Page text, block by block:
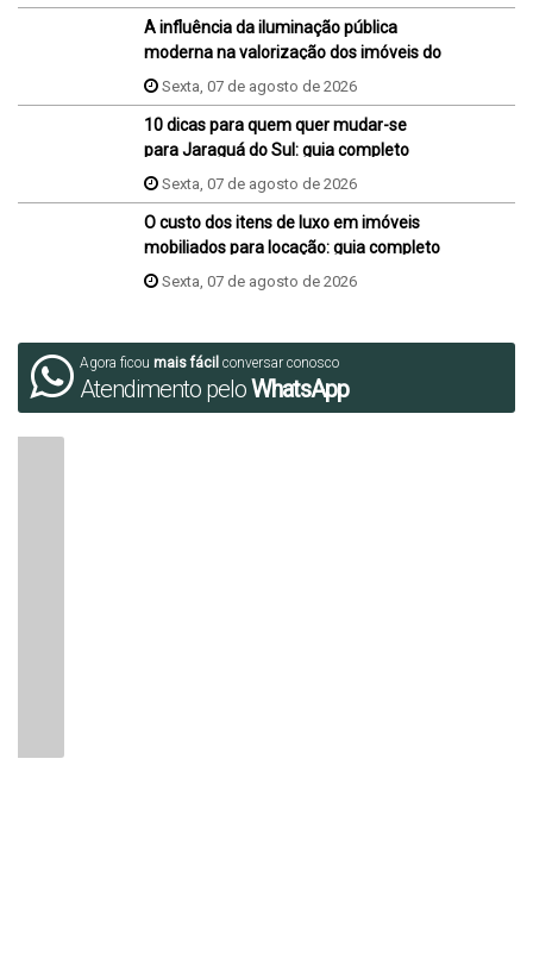
A influência da iluminação pública
moderna na valorização dos imóveis do
bairroSexta, 07 de agosto de 2026
10 dicas para quem quer mudar-se
para Jaraguá do Sul: guia completo
Sexta, 07 de agosto de 2026
O custo dos itens de luxo em imóveis
mobiliados para locação: guia completo
Sexta, 07 de agosto de 2026
Agora ficou mais fácil conversar conosco
Atendimento peloWhatsApp